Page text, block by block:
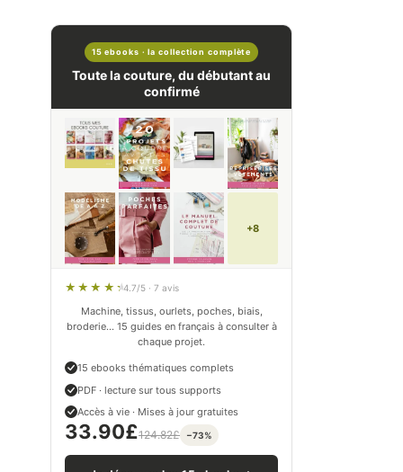
15 ebooks · la collection complète
Toute la couture, du débutant au
confirmé
+8
4.7/5 · 7 avis
Machine, tissus, ourlets, poches, biais,
broderie… 15 guides en français à consulter à
chaque projet.
15 ebooks thématiques complets
PDF · lecture sur tous supports
Accès à vie · Mises à jour gratuites
33.90£124.82£ −73%